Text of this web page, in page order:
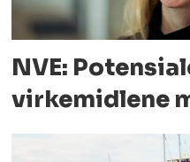
NVE:
virkemidlene